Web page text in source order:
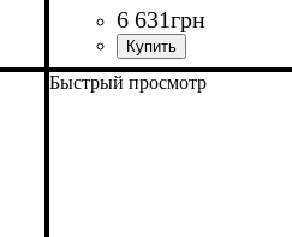
6 631грн
Быстрый просмотр